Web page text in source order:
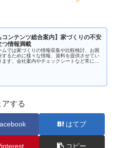
コンテンツ総合案内】家づくりの不安
つ情報満載
ムでは家づくりの情報収集や比較検討、お困
するために様々な情報、資料を提供させてい
ます。会社案内やチェックシートなど常に新
らはじめたら良いかわ…
アする
はてブ
コピー